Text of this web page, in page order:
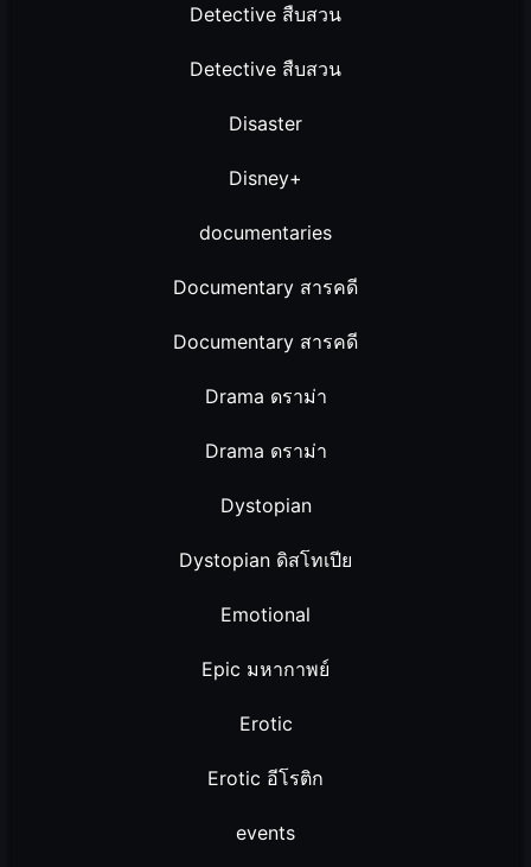
Detective สืบสวน
Detective สืบสวน
Disaster
Disney+
documentaries
Documentary สารคดี
Documentary สารคดี
Drama ดราม่า
Drama ดราม่า
Dystopian
Dystopian ดิสโทเปีย
Emotional
Epic มหากาพย์
Erotic
Erotic อีโรติก
events